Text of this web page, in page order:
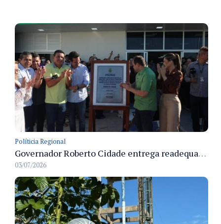
Políticia Regional
Governador Roberto Cidade entrega readequação do ambulatório da FCecon e amplia capacidade de atendimento oncológico em Manaus
03/07/2026